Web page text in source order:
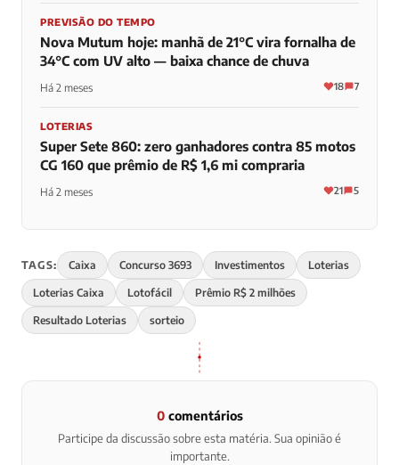
PREVISÃO DO TEMPO
Nova Mutum hoje: manhã de 21°C vira fornalha de
34°C com UV alto — baixa chance de chuva
Há 2 meses 18 7
LOTERIAS
Super Sete 860: zero ganhadores contra 85 motos
CG 160 que prêmio de R$ 1,6 mi compraria
Há 2 meses 21 5
TAGS: Caixa Concurso 3693 Investimentos Loterias
Loterias Caixa Lotofácil Prêmio R$ 2 milhões
Resultado Loterias sorteio
0comentários
Participe da discussão sobre esta matéria. Sua opinião é
importante.